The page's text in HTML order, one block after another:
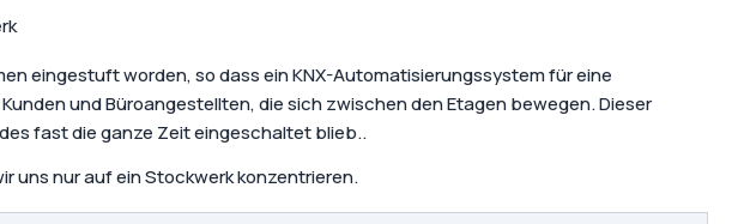
eingestuft worden, so dass ein KNX-Automatisierungssystem für eine
und Büroangestellten, die sich zwischen den Etagen bewegen. Dieser
fast die ganze Zeit eingeschaltet blieb..
uns nur auf ein Stockwerk konzentrieren.